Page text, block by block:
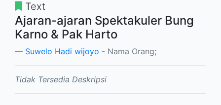
Text
Ajaran-ajaran Spektakuler Bung
Karno & Pak Harto
Suwelo Hadi wijoyo - Nama Orang;
Tidak Tersedia Deskripsi